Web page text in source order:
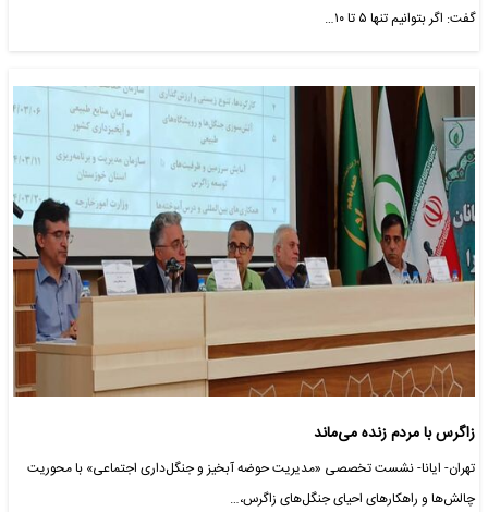
گفت: اگر بتوانیم تنها ۵ تا ۱۰…
زاگرس با مردم زنده می‌ماند
تهران- ایانا- نشست تخصصی «مدیریت حوضه آبخیز و جنگل‌داری اجتماعی» با محوریت
چالش‌ها و راهکارهای احیای جنگل‌های زاگرس،…